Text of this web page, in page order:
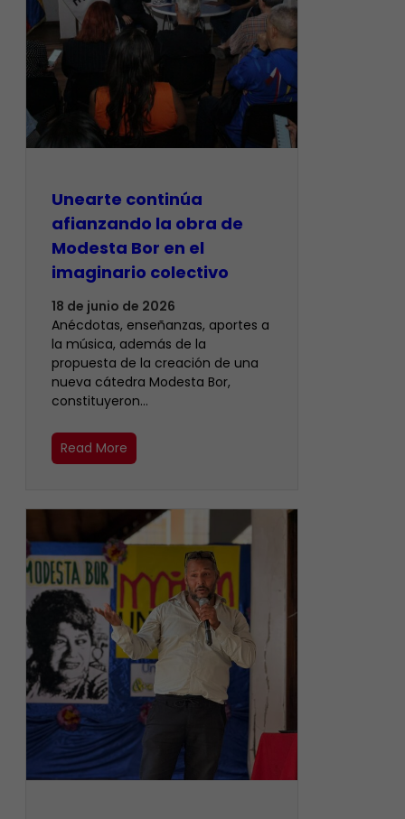
Unearte continúa
afianzando la obra de
Modesta Bor en el
imaginario colectivo
18 de junio de 2026
Anécdotas, enseñanzas, aportes a
la música, además de la
propuesta de la creación de una
nueva cátedra Modesta Bor,
constituyeron…
Read More